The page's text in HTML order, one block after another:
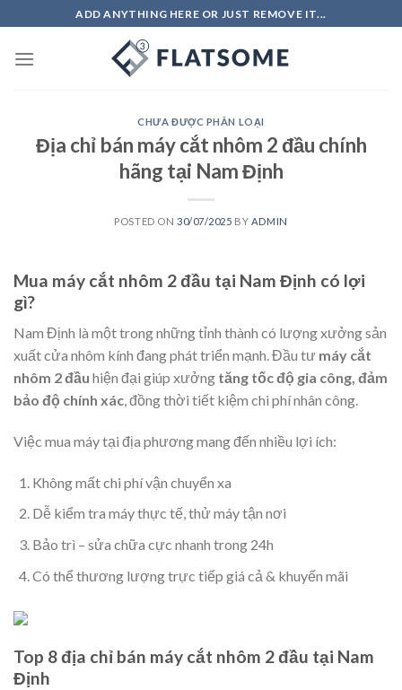
to
content
ADD ANYTHING HERE OR JUST REMOVE IT...
CHƯA ĐƯỢC PHÂN LOẠI
Địa chỉ bán máy cắt nhôm 2 đầu chính
hãng tại Nam Định
POSTED ON 30/07/2025 BY ADMIN
Mua máy cắt nhôm 2 đầu tại Nam Định có lợi
gì?
Nam Định là một trong những tỉnh thành có lượng xưởng sản
xuất cửa nhôm kính đang phát triển mạnh. Đầu tư máy cắt
nhôm 2 đầu hiện đại giúp xưởng tăng tốc độ gia công, đảm
bảo độ chính xác, đồng thời tiết kiệm chi phí nhân công.
Việc mua máy tại địa phương mang đến nhiều lợi ích:
Không mất chi phí vận chuyển xa
Dễ kiểm tra máy thực tế, thử máy tận nơi
Bảo trì – sửa chữa cực nhanh trong 24h
Có thể thương lượng trực tiếp giá cả & khuyến mãi
Top 8 địa chỉ bán máy cắt nhôm 2 đầu tại Nam
Định